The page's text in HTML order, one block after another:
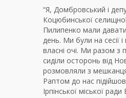
“Я, Домбровський і
Коцюбинської
Пилипенко мали
день. Ми були на сесії
власні очі. Ми разом з
сиділи осторонь від
розмовляли з
Раптом до нас
Ірпінської міської